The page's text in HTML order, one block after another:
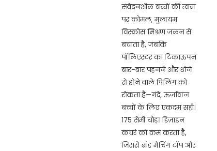
संवेदनशील बच्चों की त्वचा
पर कोमल, मुलायम
विस्कोस मिश्रण जलन से
बचाता है, जबकि
पॉलिएस्टर का टिकाऊपन
बार-बार पहनने और धोने
से होने वाले पिलिंग को
रोकता है—गंदे, ऊर्जावान
बच्चों के लिए एकदम सही।
175 सेमी चौड़ा डिज़ाइन
कचरे को कम करता है,
जिससे ब्रांड मैचिंग टॉप और